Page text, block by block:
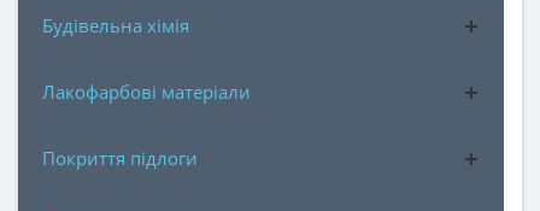
Будівельна хімія
Лакофарбові матеріали
Покриття підлоги